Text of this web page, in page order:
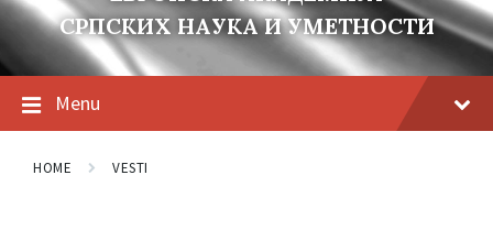
СРПСКИХ НАУКА И УМЕТНОСТИ
Menu
HOME VESTI